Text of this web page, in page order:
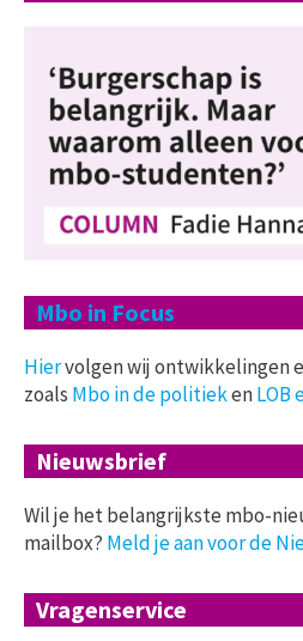
Mbo in Focus
Hiervolgen wij ontwikkelingen
zoals Mbo in de politiekenLOB
Nieuwsbrief
Wil je het belangrijkste mbo-
mailbox? Meld je aan voor de
Vragenservice